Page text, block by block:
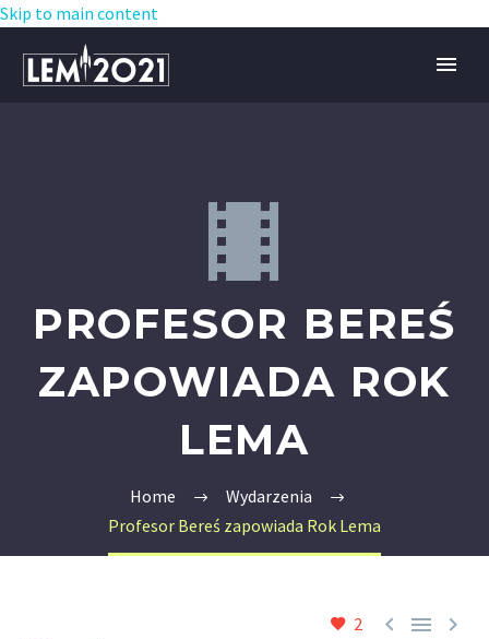
Skip to main content


PROFESOR BEREŚ
ZAPOWIADA ROK
LEMA
Home
Wydarzenia
Profesor Bereś zapowiada Rok Lema
2   